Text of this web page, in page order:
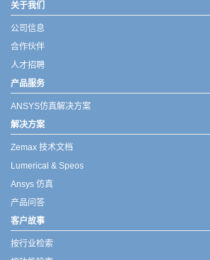
关于我们
公司信息
合作伙伴
人才招聘
产品服务
ANSYS仿真解决方案
解决方案
Zemax 技术文档
Lumerical & Speos
Ansys 仿真
产品问答
客户故事
按行业检索